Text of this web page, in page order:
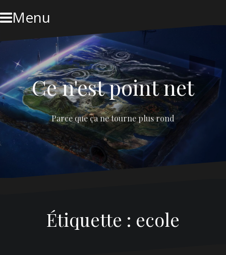
to
contentMenu
Ce n'est point net
Parce que ça ne tourne plus rond
Étiquette : ecole